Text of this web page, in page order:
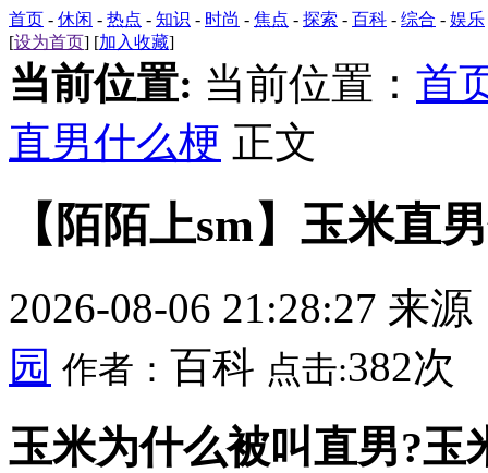
首页 - 休闲 - 热点 - 知识 - 时尚 - 焦点 - 探索 - 百科 - 综合 - 娱乐
[设为首页] [加入收藏]
当前位置: 当前位置： 首
直男什么梗 正文
【陌陌上sm】玉米直
2026-08-06 21:28:27 来源
园 作者： 百科 点击:382次
玉米为什么被叫直男?玉